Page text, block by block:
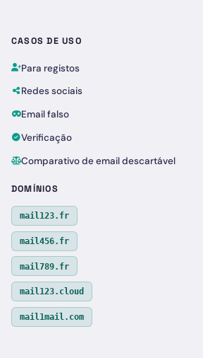
CASOS DE USO
Para registos
Redes sociais
Email falso
Verificação
Comparativo de email descartável
DOMÍNIOS
mail123.fr
mail456.fr
mail789.fr
mail123.cloud
mail1mail.com